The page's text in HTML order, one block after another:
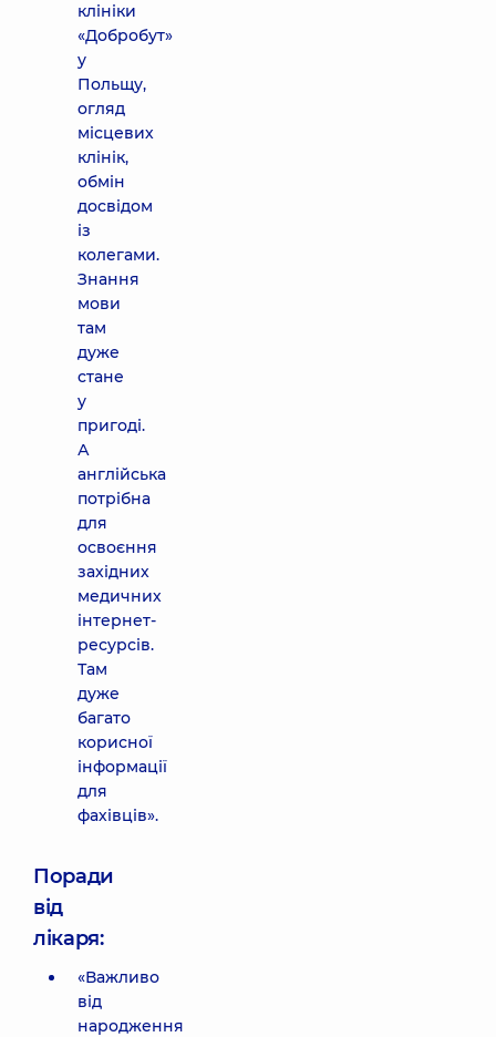
клініки
«Добробут»
у
Польщу,
огляд
місцевих
клінік,
обмін
досвідом
із
колегами.
Знання
мови
там
дуже
стане
у
пригоді.
А
англійська
потрібна
для
освоєння
західних
медичних
інтернет-
ресурсів.
Там
дуже
багато
корисної
інформації
для
фахівців».
Поради
від
лікаря:
«Важливо
від
народження